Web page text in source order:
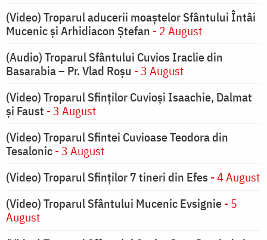
(Video) Troparul aducerii moaștelor Sfântului Întâi
Mucenic și Arhidiacon Ștefan - 2 August
(Audio) Troparul Sfântului Cuvios Iraclie din
Basarabia – Pr. Vlad Roșu - 3 August
(Video) Troparul Sfinților Cuvioși Isaachie, Dalmat
și Faust - 3 August
(Video) Troparul Sfintei Cuvioase Teodora din
Tesalonic- 3 August
(Video) Troparul Sfinților 7 tineri din Efes - 4 August
(Video) Troparul Sfântului Mucenic Evsignie- 5
August